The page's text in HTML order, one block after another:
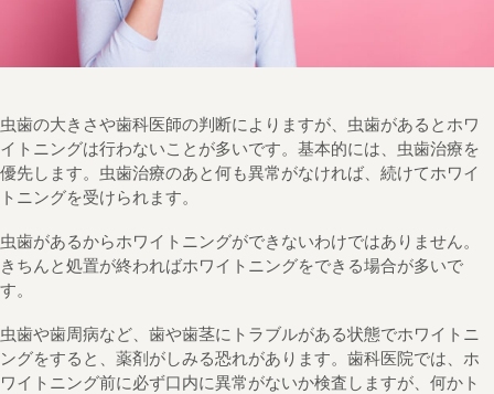
虫歯の大きさや歯科医師の判断によりますが、虫歯があるとホワ
イトニングは行わないことが多いです。基本的には、虫歯治療を
優先します。虫歯治療のあと何も異常がなければ、続けてホワイ
トニングを受けられます。
虫歯があるからホワイトニングができないわけではありません。
きちんと処置が終わればホワイトニングをできる場合が多いで
す。
虫歯や歯周病など、歯や歯茎にトラブルがある状態でホワイトニ
ングをすると、薬剤がしみる恐れがあります。歯科医院では、ホ
ワイトニング前に必ず口内に異常がないか検査しますが、何かト